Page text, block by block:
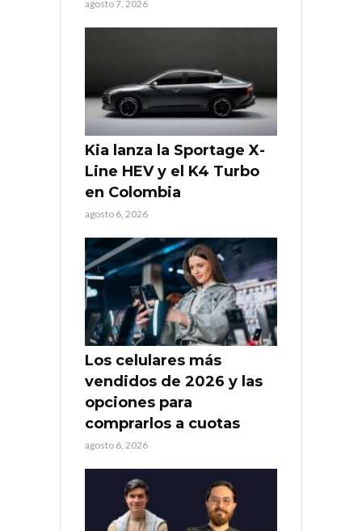
agosto 7, 2026
Kia lanza la Sportage X-
Line HEV y el K4 Turbo
en Colombia
agosto 6, 2026
Los celulares más
vendidos de 2026 y las
opciones para
comprarlos a cuotas
agosto 6, 2026